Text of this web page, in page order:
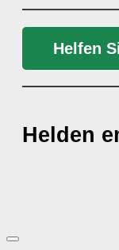
Helfen
Helden